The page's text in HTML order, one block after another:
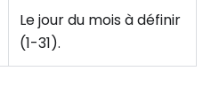
Le jour du mois à définir
(1-31).